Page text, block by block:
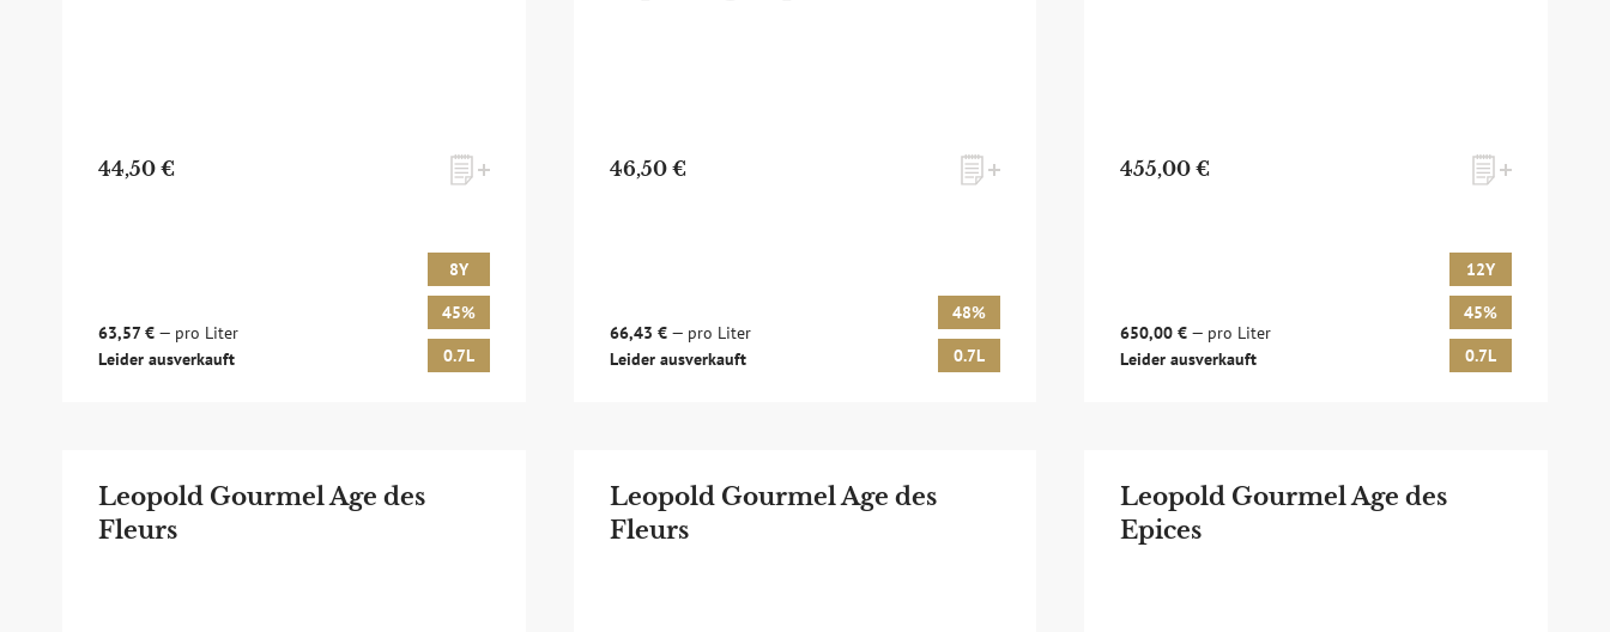
44,50 €
63,57 € — pro Liter
Leider ausverkauft
8Y
45%
0.7L
46,50 €
66,43 €— pro Liter
Leider ausverkauft
48%
0.7L
455,00 €
650,00 € — pro Liter
Leider ausverkauft
12Y
45%
0.7L
Leopold Gourmel Age des
Fleurs
Leopold Gourmel Age des
Fleurs
Leopold Gourmel Age des
Epices